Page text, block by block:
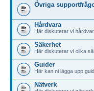
Övriga
Hårdvara
Här diskuterar vi
Säkerhet
Här diskuterar vi olika
Guider
Här kan ni lägga upp
Nätverk